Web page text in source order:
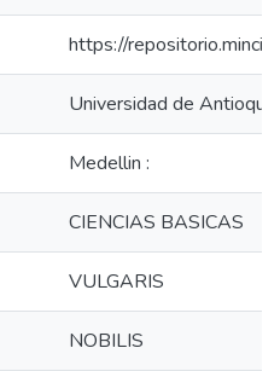
https://
Universidad de
Medellin :
CIENCIAS BASICAS
VULGARIS
NOBILIS